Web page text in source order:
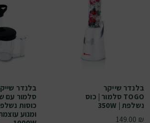
בלנדר שייקר
TOGO סלמור | כוס
נשלפת | 350W
149.00 ₪
בלנדר
סלמור עם
כוסות
ומנוע